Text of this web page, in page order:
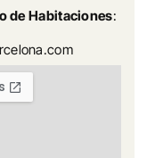
de Habitaciones: